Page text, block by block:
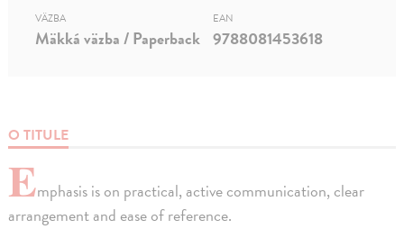
O TITULE
Emphasis is on practical, active communication, clear
arrangement and ease of reference.
VÄZBA
Mäkká väzba / Paperback
EAN
9788081453618